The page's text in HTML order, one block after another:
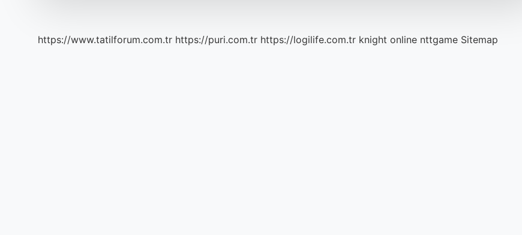
https://www.tatilforum.com.tr https://puri.com.tr https://logilife.com.tr knight online nttgame Sitemap